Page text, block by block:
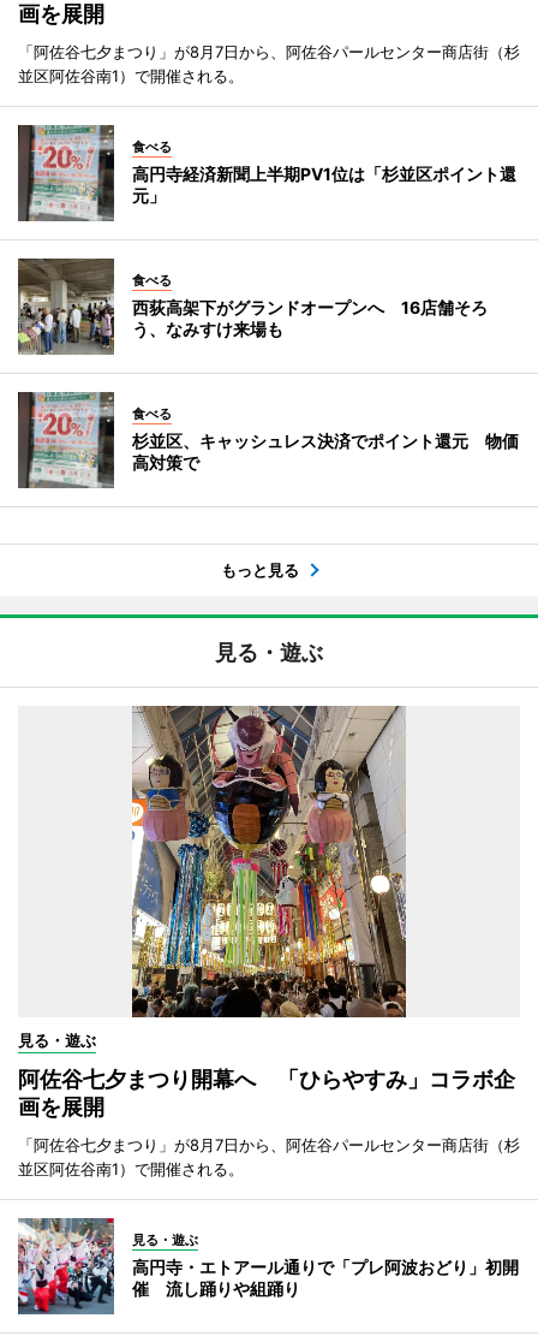
画を展開
「阿佐谷七夕まつり」が8月7日から、阿佐谷パールセンター商店街（杉
並区阿佐谷南1）で開催される。
食べる
高円寺経済新聞上半期PV1位は「杉並区ポイント還
元」
食べる
西荻高架下がグランドオープンへ 16店舗そろ
う、なみすけ来場も
食べる
杉並区、キャッシュレス決済でポイント還元 物価
高対策で
もっと見る
見る・遊ぶ
見る・遊ぶ
阿佐谷七夕まつり開幕へ 「ひらやすみ」コラボ企
画を展開
「阿佐谷七夕まつり」が8月7日から、阿佐谷パールセンター商店街（杉
並区阿佐谷南1）で開催される。
見る・遊ぶ
高円寺・エトアール通りで「プレ阿波おどり」初開
催 流し踊りや組踊り